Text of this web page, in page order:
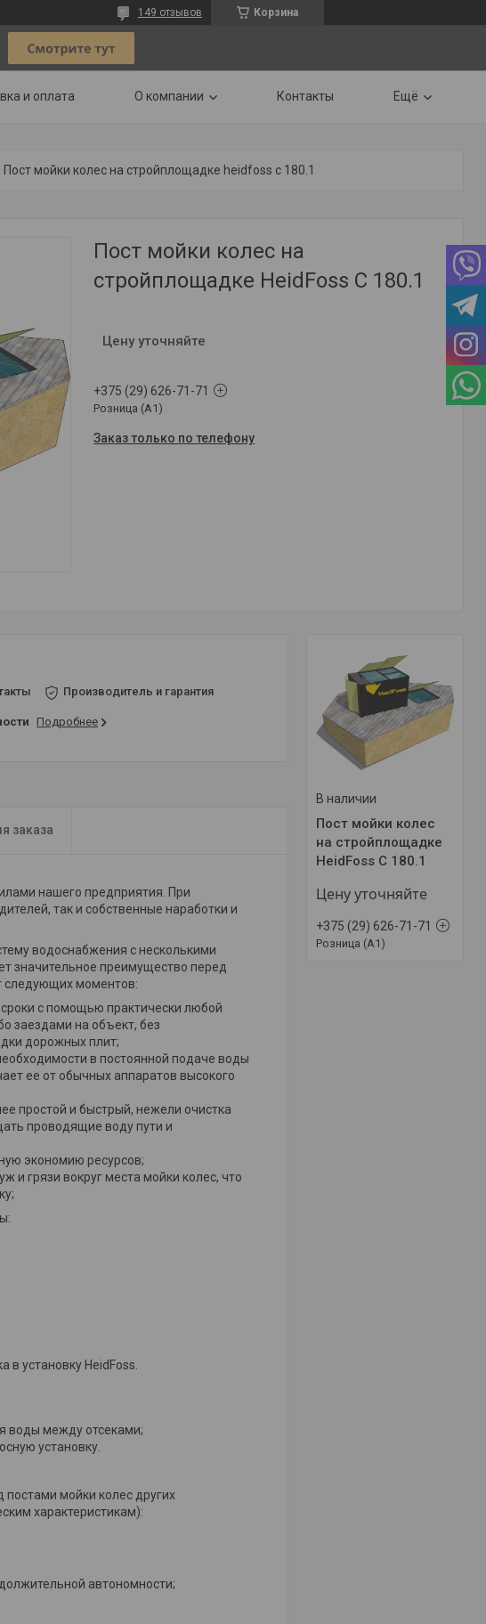
Корзина
149 отзывов
и оплата О компании Контакты Ещё
Пост мойки колес на стройплощадке heidfoss c 180.1
Пост мойки колес на
стройплощадке HeidFoss C 180.1
Цену уточняйте
+375 (29) 626-71-71
Розница (A1)
Заказ только по телефону
В наличии
Пост мойки колес
на стройплощадке
HeidFoss C 180.1
Цену уточняйте
+375 (29) 626-71-71
Розница (A1)
Производитель и гарантия
Подробнее
заказа
нашего предприятия. При
так и собственные наработки и
водоснабжения с несколькими
значительное преимущество перед
следующих моментов:
с помощью практически любой
заездами на объект, без
дорожных плит;
в постоянной подаче воды
ее от обычных аппаратов высокого
простой и быстрый, нежели очистка
проводящие воду пути и
экономию ресурсов;
и грязи вокруг места мойки колес, что
установку HeidFoss.
воды между отсеками;
установку.
мойки колес других
характеристикам):
автономности;